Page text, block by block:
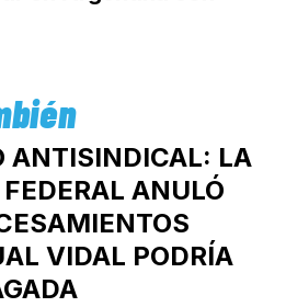
ANTISINDICAL: LA
ANULÓ
VIDAL PODRÍA